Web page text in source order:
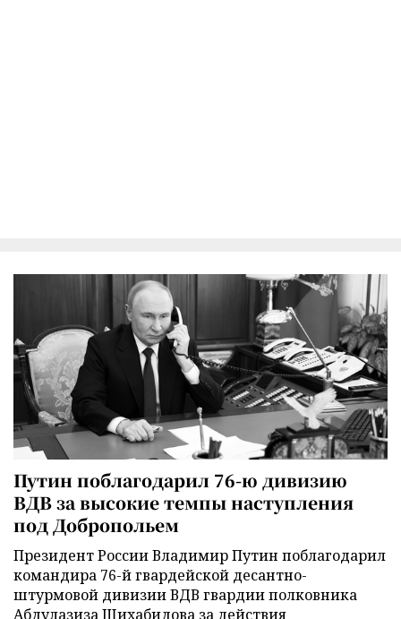
Путин поблагодарил 76-ю дивизию
ВДВ за высокие темпы наступления
под Добропольем
Президент России Владимир Путин поблагодарил
командира 76-й гвардейской десантно-
штурмовой дивизии ВДВ гвардии полковника
Абдулазиза Шихабидова за действия